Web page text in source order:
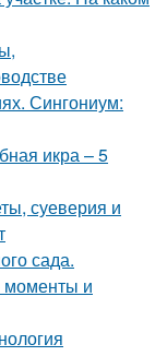
Сингониум:
икра – 5
суеверия и
сада.
моменты и